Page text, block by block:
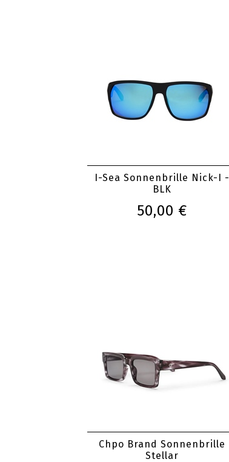
I-Sea Sonnenbrille Nick-I -
BLK
50,00 €
Chpo Brand Sonnenbrille
Stellar